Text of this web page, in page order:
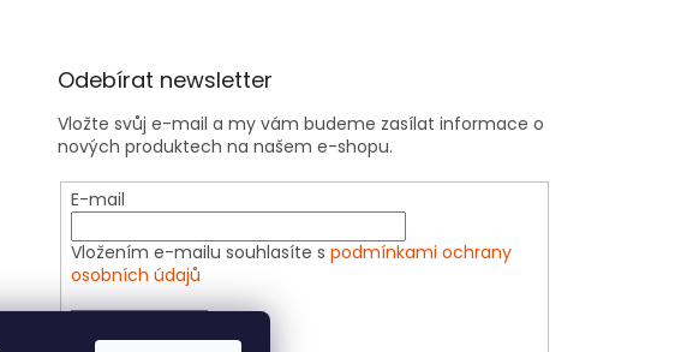
Odebírat newsletter
Vložte svůj e-mail a my vám budeme zasílat informace o
nových produktech na našem e-shopu.
E-mail
Vložením e-mailu souhlasíte spodmínkami ochrany
osobních údajů